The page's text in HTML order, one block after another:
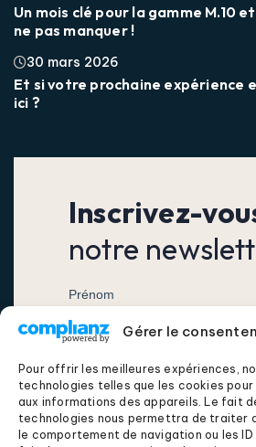
Gérer le
Pour offrir les meilleures expériences,
technologies telles que les cookies
aux informations des appareils. Le fait
technologies nous permettra de traiter
le comportement de navigation ou les
Un mois clé pour la gamme M.10
ne pas manquer !
30 mars 2026
Et si votre prochaine expérience
ici ?
Inscrivez-
notre